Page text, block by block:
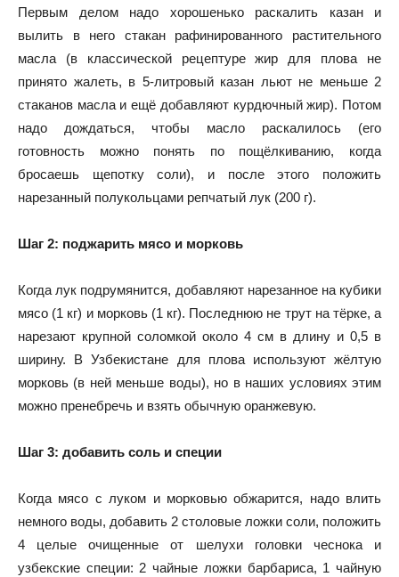
Первым делом надо хорошенько раскалить казан и
вылить в него стакан рафинированного растительного
масла (в классической рецептуре жир для плова не
принято жалеть, в 5-литровый казан льют не меньше 2
стаканов масла и ещё добавляют курдючный жир). Потом
надо дождаться, чтобы масло раскалилось (его
готовность можно понять по пощёлкиванию, когда
бросаешь щепотку соли), и после этого положить
нарезанный полукольцами репчатый лук (200 г).
Шаг 2: поджарить мясо и морковь
Когда лук подрумянится, добавляют нарезанное на кубики
мясо (1 кг) и морковь (1 кг). Последнюю не трут на тёрке, а
нарезают крупной соломкой около 4 см в длину и 0,5 в
ширину. В Узбекистане для плова используют жёлтую
морковь (в ней меньше воды), но в наших условиях этим
можно пренебречь и взять обычную оранжевую.
Шаг 3: добавить соль и специи
Когда мясо с луком и морковью обжарится, надо влить
немного воды, добавить 2 столовые ложки соли, положить
4 целые очищенные от шелухи головки чеснока и
узбекские специи: 2 чайные ложки барбариса, 1 чайную